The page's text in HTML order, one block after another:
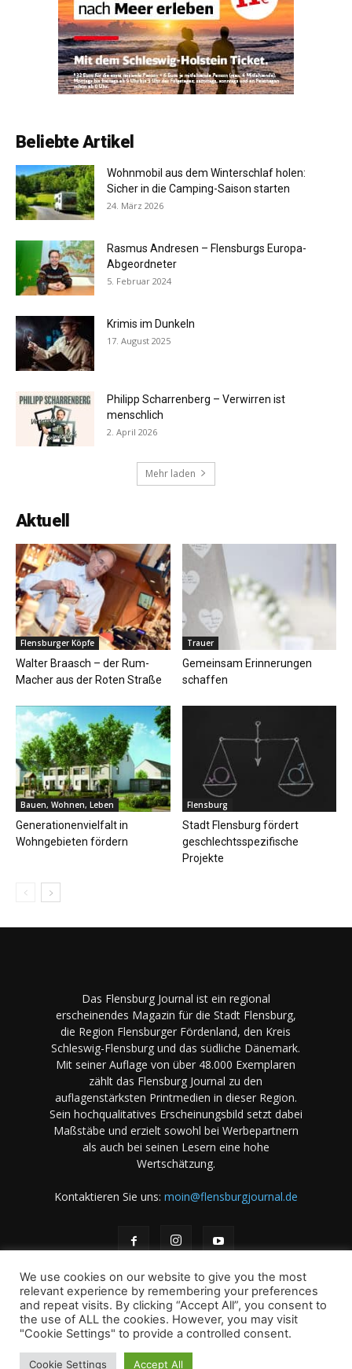
Beliebte Artikel
Wohnmobil aus dem Winterschlaf holen:
Sicher in die Camping-Saison starten
24. März 2026
Rasmus Andresen – Flensburgs Europa-
Abgeordneter
5. Februar 2024
Krimis im Dunkeln
17. August 2025
Philipp Scharrenberg – Verwirren ist
menschlich
2. April 2026
Mehr laden
Aktuell
Flensburger Köpfe
Walter Braasch – der Rum-
Macher aus der Roten Straße
Trauer
Gemeinsam Erinnerungen
schaffen
Bauen, Wohnen, Leben
Generationenvielfalt in
Wohngebieten fördern
Flensburg
Stadt Flensburg fördert
geschlechtsspezifische
Projekte
Das Flensburg Journal ist ein regional
erscheinendes Magazin für die Stadt Flensburg,
die Region Flensburger Fördenland, den Kreis
Schleswig-Flensburg und das südliche Dänemark.
Mit seiner Auflage von über 48.000 Exemplaren
zählt das Flensburg Journal zu den
auflagenstärksten Printmedien in dieser Region.
Sein hochqualitatives Erscheinungsbild setzt dabei
Maßstäbe und erzielt sowohl bei Werbepartnern
als auch bei seinen Lesern eine hohe
Wertschätzung.
Kontaktieren Sie uns: moin@flensburgjournal.de
Über uns Stellenangebote Impressum
Datenschutz
Magazin-Archiv
Das Magazin Mediadaten
© 2001-2026 copyright by A. B & M Art. Books & Magazines -
We use cookies on our website to give you the most
relevant experience by remembering your preferences
and repeat visits. By clicking “Accept All”, you consent to
the use of ALL the cookies. However, you may visit
"Cookie Settings" to provide a controlled consent.
Cookie Settings Accept All